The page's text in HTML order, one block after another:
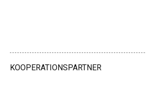
KOOPERATIONSPARTNER